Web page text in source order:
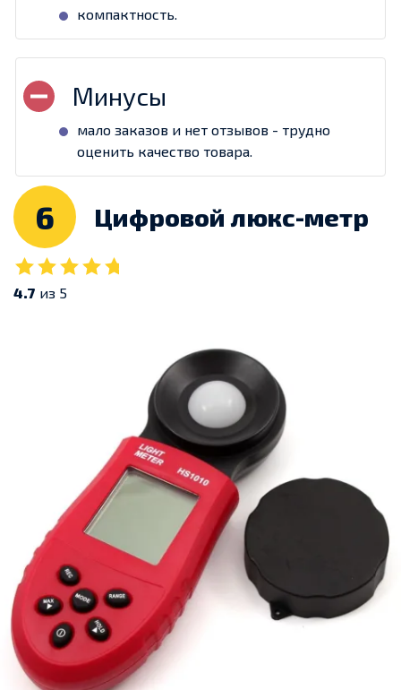
компактность.
мало заказов и нет отзывов - трудно
оценить качество товара.
6 Цифровой люкс-метр
4.7 из 5